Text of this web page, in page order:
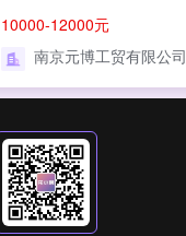
10000-12000元
南京元博工贸有限公司